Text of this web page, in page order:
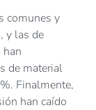
comunes y
y las de
han
de material
Finalmente,
han caído